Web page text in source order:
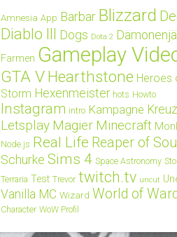
Amnesia App Barbar Blizzard
Diablo III Dogs Dota 2
Farmen Gameplay
GTA V Hearthstone Heroes
Storm Hexenmeister hots Howto
Instagram intro Kampagne
Letsplay Magier Minecraft
Node.js Real Life Reaper of
Schurke Sims 4 Space Astronomy
Terraria Test Trevor twitch.tv uncut
Vanilla MC Wizard World of
Character WoW Profil